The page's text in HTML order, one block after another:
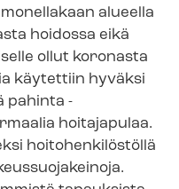
alueella
hoidossa eikä
ollut koronasta
käytettiin hyväksi
pahinta -
hoitajapulaa.
hoi­to­hen­ki­lös­töl­lä